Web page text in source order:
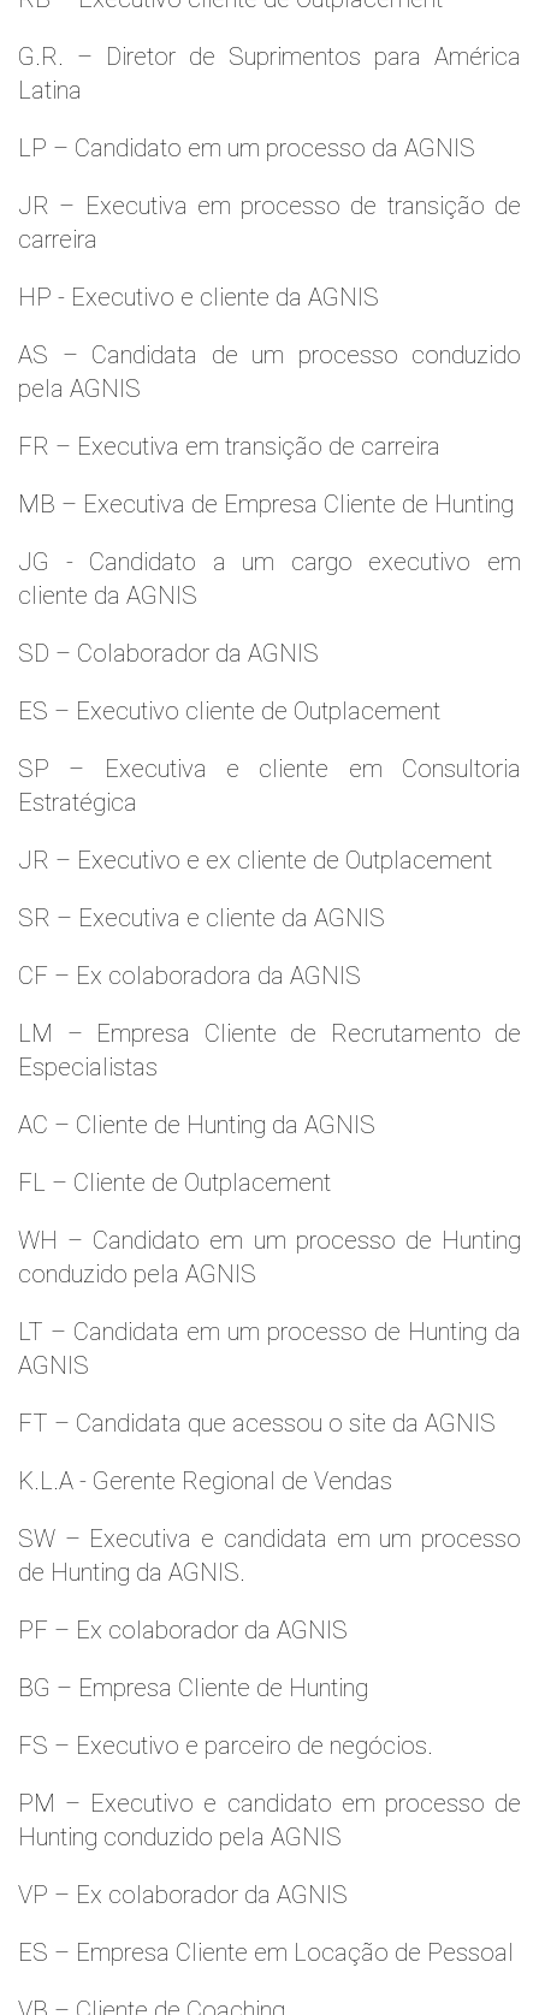
G.R. – Diretor de Suprimentos para América
Latina
LP – Candidato em um processo da AGNIS
JR – Executiva em processo de transição de
carreira
HP - Executivo e cliente da AGNIS
AS – Candidata de um processo conduzido
pela AGNIS
FR – Executiva em transição de carreira
MB – Executiva de Empresa Cliente de Hunting
JG - Candidato a um cargo executivo em
cliente da AGNIS
SD – Colaborador da AGNIS
ES – Executivo cliente de Outplacement
SP – Executiva e cliente em Consultoria
Estratégica
JR – Executivo e ex cliente de Outplacement
SR – Executiva e cliente da AGNIS
CF – Ex colaboradora da AGNIS
LM – Empresa Cliente de Recrutamento de
Especialistas
AC – Cliente de Hunting da AGNIS
FL – Cliente de Outplacement
WH – Candidato em um processo de Hunting
conduzido pela AGNIS
LT – Candidata em um processo de Hunting da
AGNIS
FT – Candidata que acessou o site da AGNIS
K.L.A - Gerente Regional de Vendas
SW – Executiva e candidata em um processo
de Hunting da AGNIS.
PF – Ex colaborador da AGNIS
BG – Empresa Cliente de Hunting
FS – Executivo e parceiro de negócios.
PM – Executivo e candidato em processo de
Hunting conduzido pela AGNIS
VP – Ex colaborador da AGNIS
ES – Empresa Cliente em Locação de Pessoal